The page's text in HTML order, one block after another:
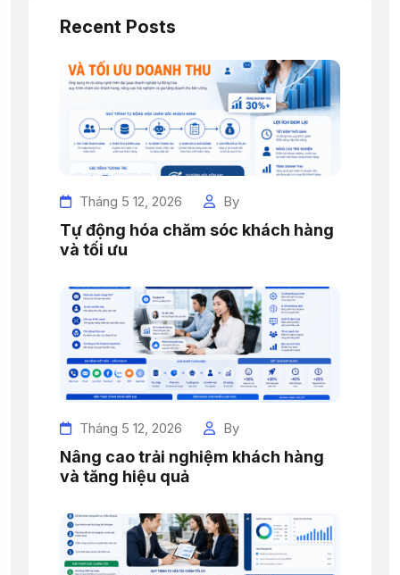
Recent Posts
Tháng 5 12, 2026 By
Tự động hóa chăm sóc khách hàng
và tối ưu
Tháng 5 12, 2026 By
Nâng cao trải nghiệm khách hàng
và tăng hiệu quả